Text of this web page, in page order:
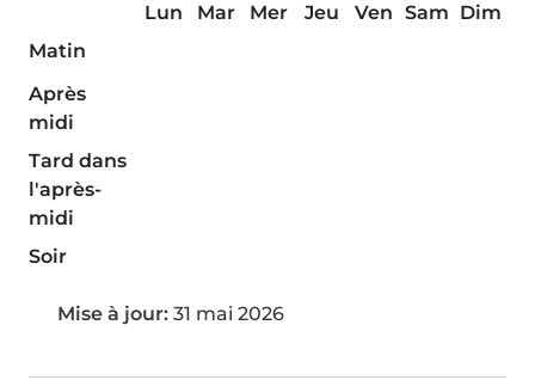
Lun Mar Mer Jeu Ven Sam Dim
Matin
Après
midi
Tard dans
l'après-
midi
Soir
Mise à jour: 31 mai 2026